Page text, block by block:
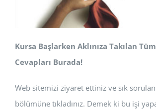
Kursa Başlarken Aklınıza Takılan
Cevapları Burada!
Web sitemizi ziyaret ettiniz ve sık
bölümüne tıkladınız. Demek ki bu işi